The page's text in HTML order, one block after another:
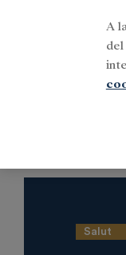
Salut
A
del